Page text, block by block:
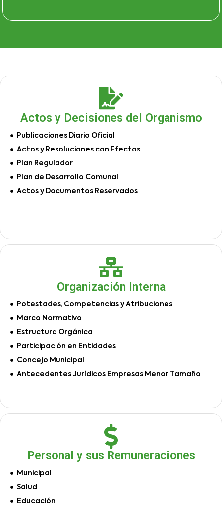
Actos y Decisiones del Organismo
Publicaciones Diario Oficial
Actos y Resoluciones con Efectos
Plan Regulador
Plan de Desarrollo Comunal
Actos y Documentos Reservados
Organización Interna
Potestades, Competencias y Atribuciones
Marco Normativo
Estructura Orgánica
Participación en Entidades
Concejo Municipal
Antecedentes Jurídicos Empresas Menor Tamaño
Personal y sus Remuneraciones
Municipal
Salud
Educación